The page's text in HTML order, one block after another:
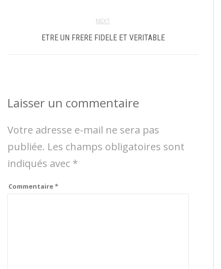
NEXT
ETRE UN FRERE FIDELE ET VERITABLE
Laisser un commentaire
Votre adresse e-mail ne sera pas
publiée. Les champs obligatoires sont
indiqués avec *
Commentaire*